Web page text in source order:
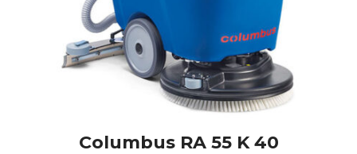
Columbus RA 55 K 40